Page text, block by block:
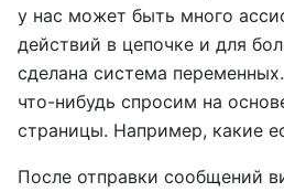
у нас может быть много
действий в цепочке и для
сделана система
что-нибудь спросим на
страницы. Например, какие
После отправки сообщений